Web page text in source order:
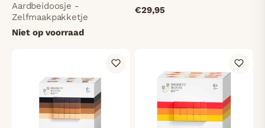
Aardbeidoosje -
Zelfmaakpakketje
Niet op voorraad
€29,95